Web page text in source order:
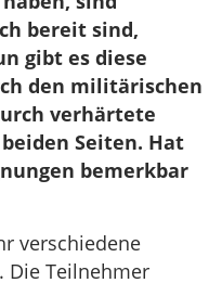
bereit sind,
gibt es diese
den militärischen
verhärtete
Seiten. Hat
bemerkbar
verschiedene
Die Teilnehmer